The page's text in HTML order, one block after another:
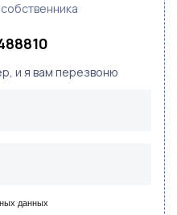
и я вам перезвоню
данных